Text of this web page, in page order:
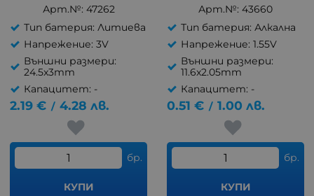
Арт.№: 47262
Тип батерия: Литиева
Напрежение: 3V
Външни размери:
24.5x3mm
Капацитет: -
2.19 € / 4.28 лв.
бр.
КУПИ
Арт.№: 43660
Тип батерия: Алкална
Напрежение: 1.55V
Външни размери:
11.6x2.05mm
Капацитет: -
0.51 € / 1.00 лв.
бр.
КУПИ